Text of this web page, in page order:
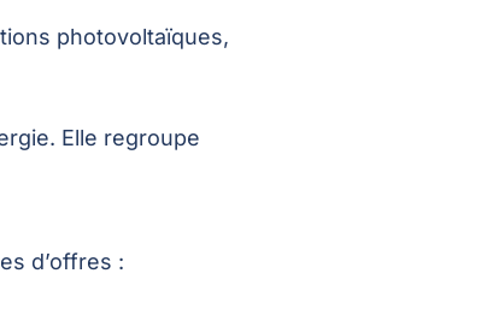
photovoltaïques,
Elle regroupe
d’offres :